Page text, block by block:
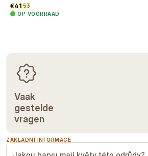
€41 53
OP VOORRAAD
Vaak
gestelde
vragen
ZÁKLADNÍ INFORMACE